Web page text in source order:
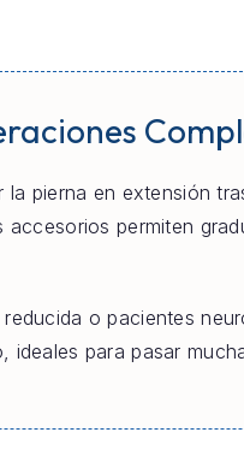
la pierna en extensión
accesorios permiten
o pacientes
para pasar